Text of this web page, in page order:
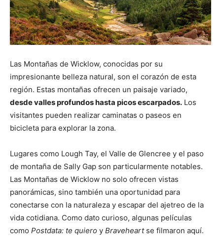
Las Montañas de Wicklow, conocidas por su
impresionante belleza natural, son el corazón de esta
región. Estas montañas ofrecen un paisaje variado,
desde valles profundos hasta picos escarpados. Los
visitantes pueden realizar caminatas o paseos en
bicicleta para explorar la zona.
Lugares como Lough Tay, el Valle de Glencree y el paso
de montaña de Sally Gap son particularmente notables.
Las Montañas de Wicklow no solo ofrecen vistas
panorámicas, sino también una oportunidad para
conectarse con la naturaleza y escapar del ajetreo de la
vida cotidiana. Como dato curioso, algunas películas
como Postdata: te quiero y Braveheartse filmaron aquí.